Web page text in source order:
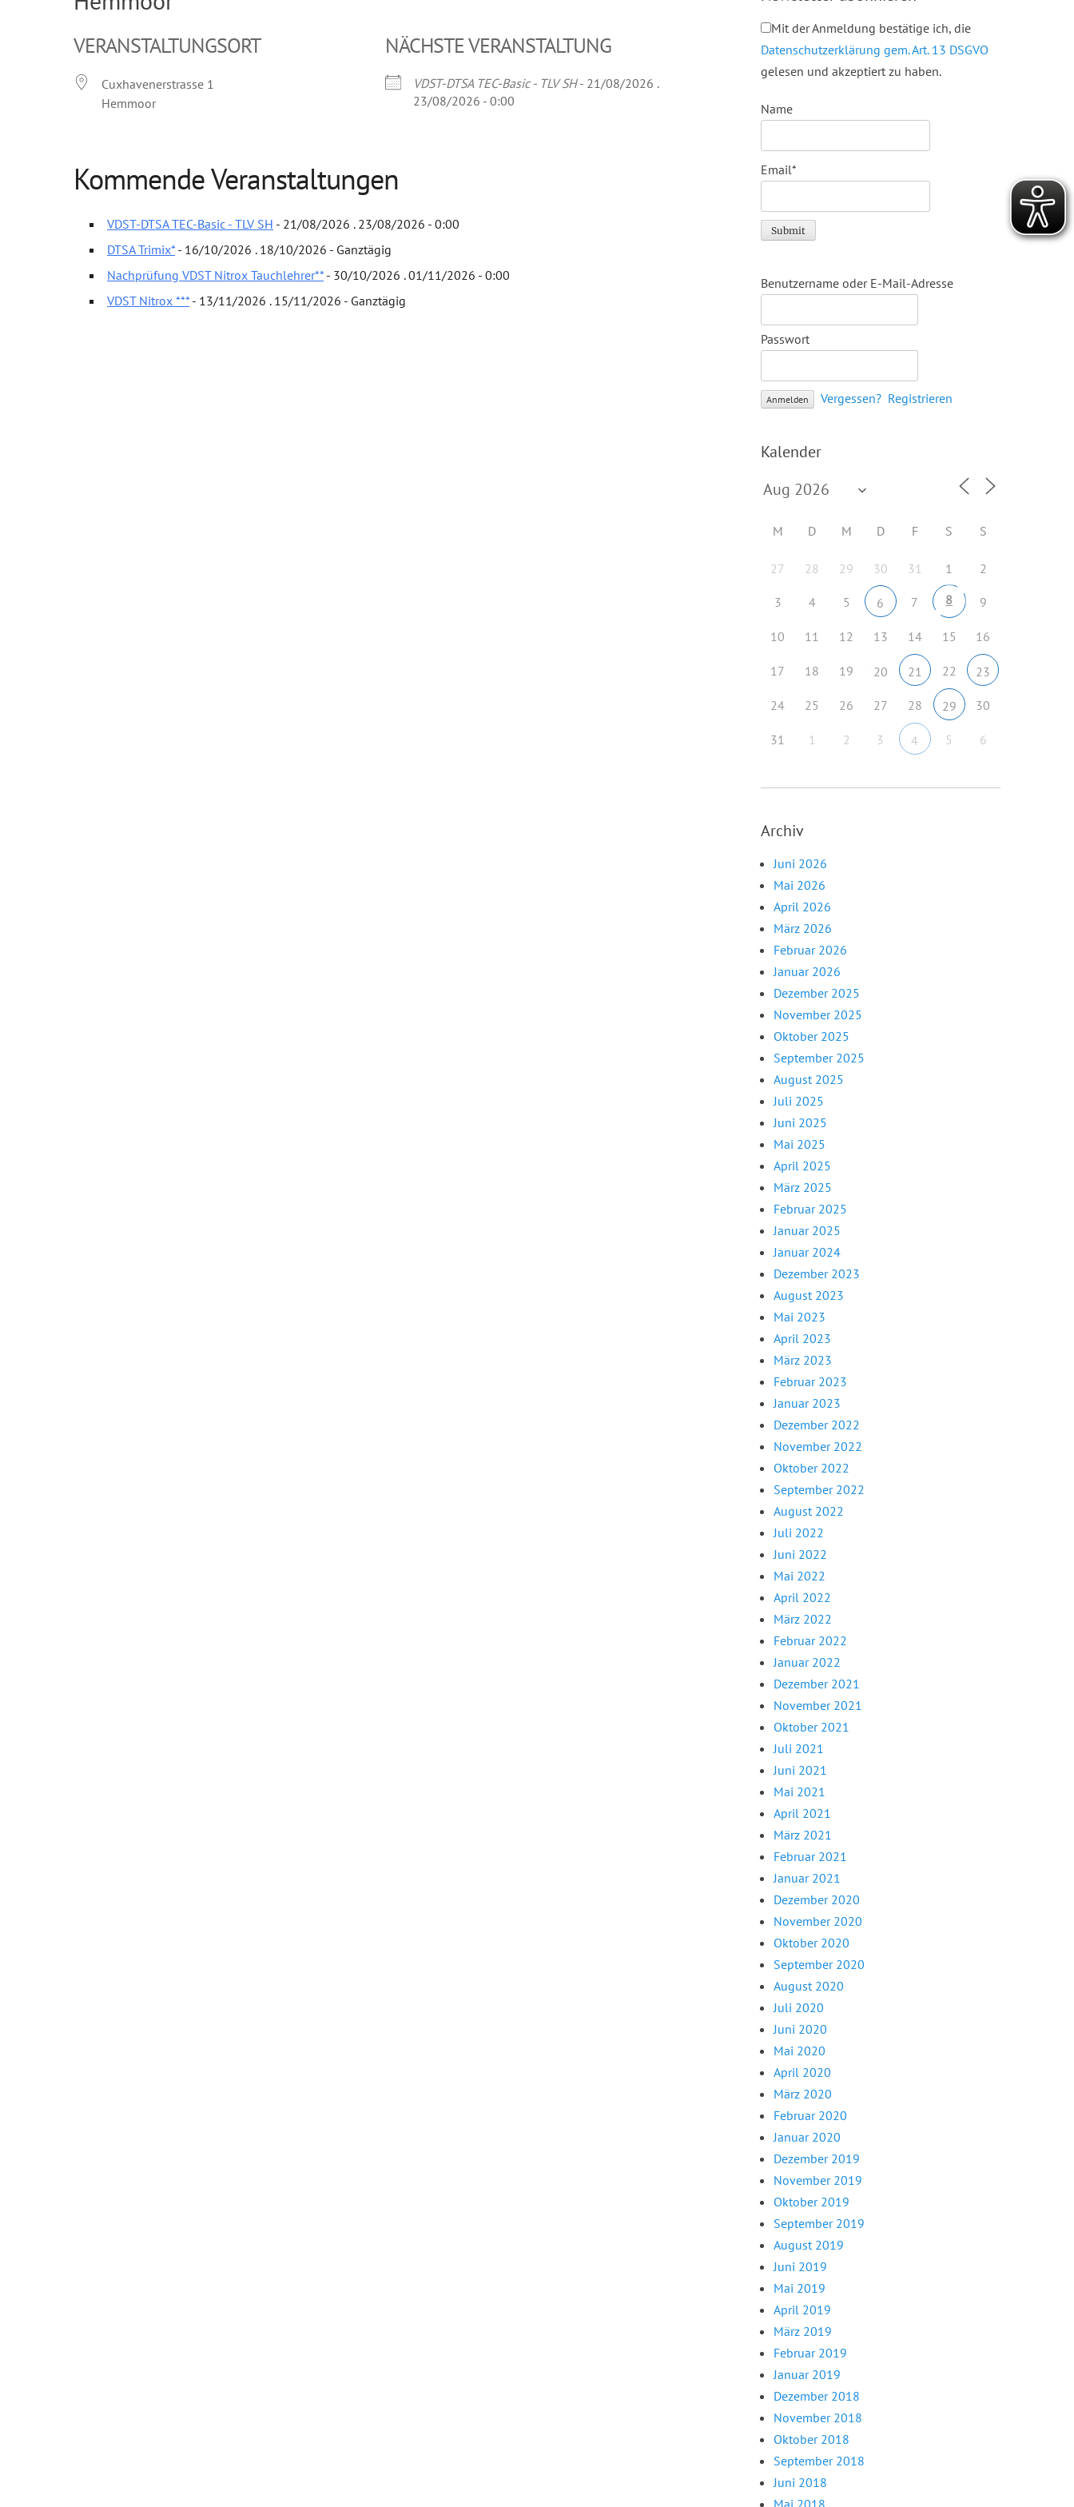
VERANSTALTUNGSORT
Cuxhavenerstrasse 1
Hemmoor
NÄCHSTE VERANSTALTUNG
VDST-DTSA TEC-Basic - TLV SH- 21/08/2026 .
23/08/2026 - 0:00
Kommende Veranstaltungen
VDST-DTSA TEC-Basic - TLV SH - 21/08/2026 . 23/08/2026 - 0:00
DTSA Trimix* - 16/10/2026 . 18/10/2026 - Ganztägig
Nachprüfung VDST Nitrox Tauchlehrer** - 30/10/2026 . 01/11/2026 - 0:00
VDST Nitrox *** - 13/11/2026 . 15/11/2026 - Ganztägig
Mit der Anmeldung bestätige ich, die
Datenschutzerklärung gem. Art. 13 DSGVO
gelesen und akzeptiert zu haben.
Name
Email*
Benutzername oder E-Mail-Adresse
Passwort
Vergessen? Registrieren
Kalender
M D M D F S S
27 28 29 30 31 1 2
3 4 5 6 7 8 9
10 11 12 13 14 15 16
17 18 19 20 21 22 23
24 25 26 27 28 29 30
31 1 2 3 4 5 6
Archiv
Juni 2026
Mai 2026
April 2026
März 2026
Februar 2026
Januar 2026
Dezember 2025
November 2025
Oktober 2025
September 2025
August 2025
Juli 2025
Juni 2025
Mai 2025
April 2025
März 2025
Februar 2025
Januar 2025
Januar 2024
Dezember 2023
August 2023
Mai 2023
April 2023
März 2023
Februar 2023
Januar 2023
Dezember 2022
November 2022
Oktober 2022
September 2022
August 2022
Juli 2022
Juni 2022
Mai 2022
April 2022
März 2022
Februar 2022
Januar 2022
Dezember 2021
November 2021
Oktober 2021
Juli 2021
Juni 2021
Mai 2021
April 2021
März 2021
Februar 2021
Januar 2021
Dezember 2020
November 2020
Oktober 2020
September 2020
August 2020
Juli 2020
Juni 2020
Mai 2020
April 2020
März 2020
Februar 2020
Januar 2020
Dezember 2019
November 2019
Oktober 2019
September 2019
August 2019
Juni 2019
Mai 2019
April 2019
März 2019
Februar 2019
Januar 2019
Dezember 2018
November 2018
Oktober 2018
September 2018
Juni 2018